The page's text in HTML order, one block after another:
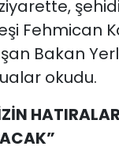
Fehmican
Bakan
okudu.